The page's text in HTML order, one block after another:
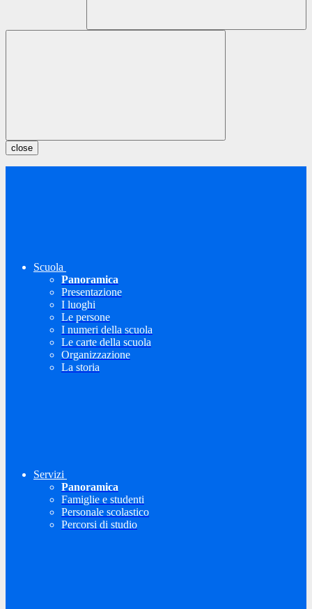
close
Scuola
Panoramica
Presentazione
I luoghi
Le persone
I numeri della scuola
Le carte della scuola
Organizzazione
La storia
Servizi
Panoramica
Famiglie e studenti
Personale scolastico
Percorsi di studio